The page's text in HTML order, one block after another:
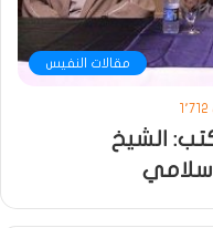
مقالات النفيس
1٬712
الشيخ